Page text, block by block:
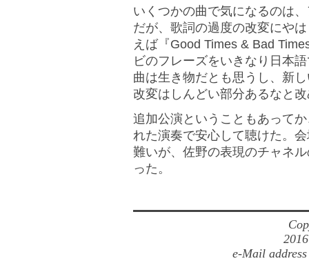
いくつかの曲で気になるのは
だが、歌詞の過度の改変にや
えば『Good Times & Bad
ビのフレーズをいきなり日本
曲は生き物だとも思うし、新
改変はしんどい部分あるなと
追加公演ということもあって
れた演奏で安心して聴けた。
難いが、佐野の表現のチャネ
った。
e-Mail